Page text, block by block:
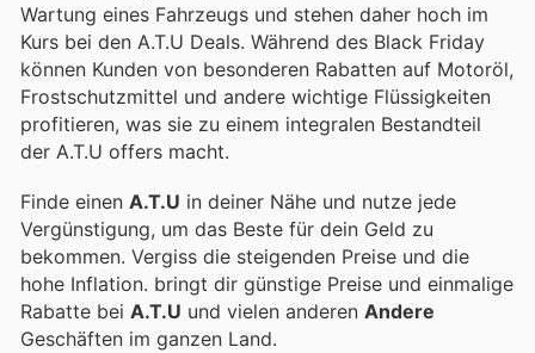
Wartung eines Fahrzeugs und stehen daher hoch im
Kurs bei den A.T.U Deals. Während des Black Friday
können Kunden von besonderen Rabatten auf Motoröl,
Frostschutzmittel und andere wichtige Flüssigkeiten
profitieren, was sie zu einem integralen Bestandteil
der A.T.U offers macht.
Finde einen A.T.U in deiner Nähe und nutze jede
Vergünstigung, um das Beste für dein Geld zu
bekommen. Vergiss die steigenden Preise und die
hohe Inflation. bringt dir günstige Preise und einmalige
Rabatte bei A.T.U und vielen anderen Andere
Geschäften im ganzen Land.